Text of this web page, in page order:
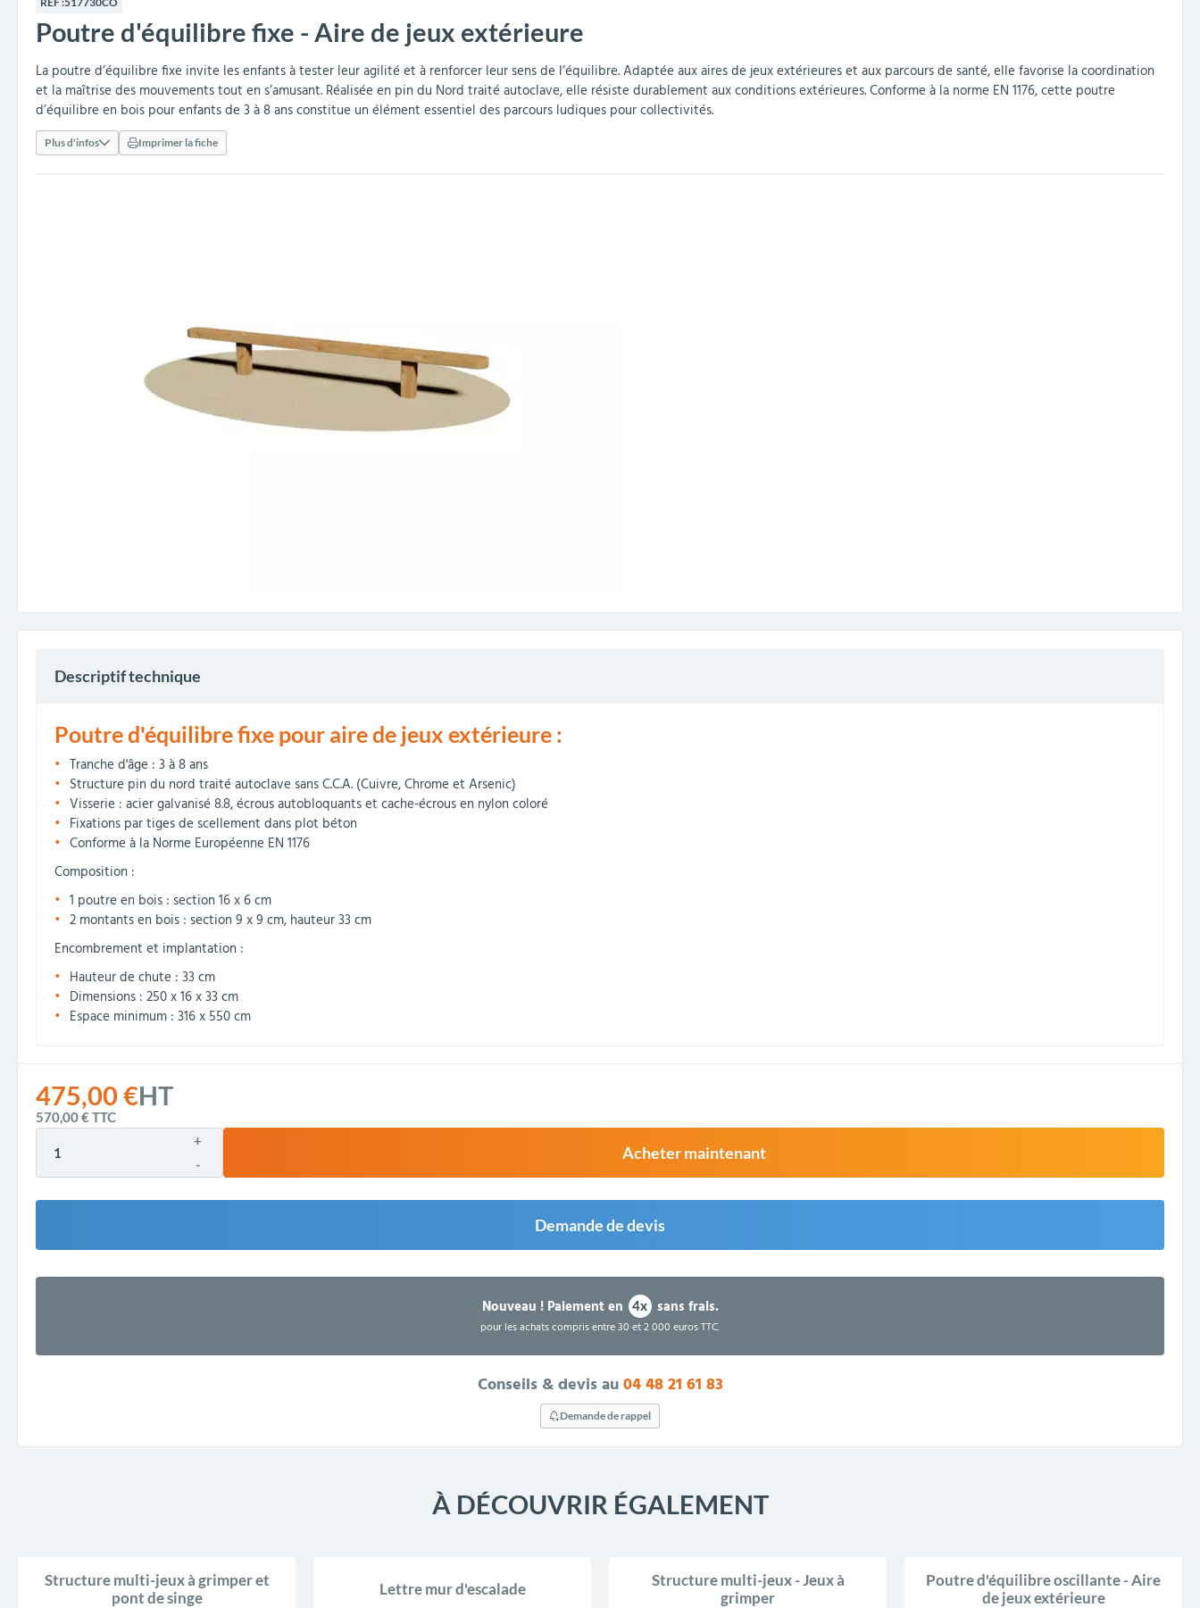
Embellissement et
fleurissement urbain
Cendriers urbains
Barrières de ville Arceaux de sécurité Abris fumeurs
parking
Clous podotactiles et
rampes d'accès
Séparateurs de voies et
balises routières
Travaux publics &
Industries
Miroirs de sécurité
Vestiaires Équipements sanitaires Mobilier de bureau
Armoires et rangements Mobilier scolaire extérieur
Mobilier crèche et
maternelle
Tables de cantine
réception
amovibles
Poteaux de guidage
Décorations de Noël
collectivités
Pavoisement
collectivités
extérieurs
Structures aires de jeux
Baby-foots & Billards
475,00 €HT
570,00 €TTC
+
-
Acheter maintenant
Demande de devis
Nouveau !Paiement en 4x sans frais.
pour les achats compris entre 30 et 2 000 euros TTC.
Conseils & devis au04 48 21 61 83
Demande de rappel
Poutre d'équilibre fixe - Aire de jeux extérieure
La poutre d’équilibre fixe invite les enfants à tester leur agilité et à renforcer leur sens de l’équilibre. Adaptée aux aires de jeux extérieures et aux parcours de santé, elle favorise la coordination
et la maîtrise des mouvements tout en s’amusant. Réalisée en pin du Nord traité autoclave, elle résiste durablement aux conditions extérieures. Conforme à la norme EN 1176, cette poutre
d’équilibre en bois pour enfants de 3 à 8 ans constitue un élément essentiel des parcours ludiques pour collectivités.
Plus d'infos Imprimer la fiche
Descriptif technique
Poutre d'équilibre fixe pour aire de jeux extérieure :
Tranche d'âge : 3 à 8 ans
Structure pin du nord traité autoclave sans C.C.A. (Cuivre, Chrome et Arsenic)
Visserie : acier galvanisé 8.8, écrous autobloquants et cache-écrous en nylon coloré
Fixations par tiges de scellement dans plot béton
Conforme à la Norme Européenne EN 1176
Composition :
1 poutre en bois : section 16 x 6 cm
2 montants en bois : section 9 x 9 cm, hauteur 33 cm
Encombrement et implantation :
Hauteur de chute : 33 cm
Dimensions : 250 x 16 x 33 cm
Espace minimum : 316 x 550 cm
À DÉCOUVRIR ÉGALEMENT
Structure multi-jeux à grimper et
pont de singe
Lettre mur d'escalade
Structure multi-jeux - Jeux à
grimper
Poutre d'équilibre oscillante - Aire
de jeux extérieure